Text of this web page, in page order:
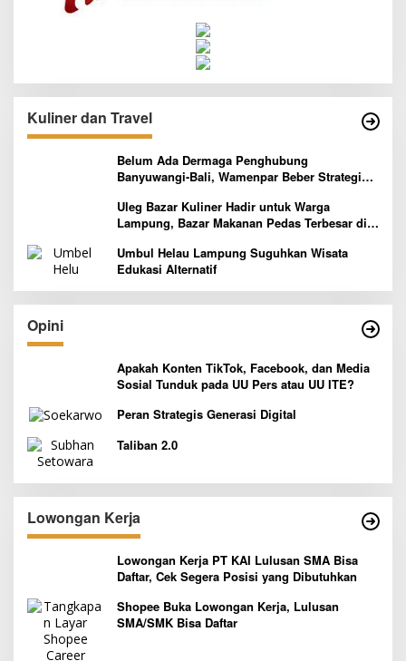
Kuliner dan Travel
Belum Ada Dermaga Penghubung
Banyuwangi-Bali, Wamenpar Beber Strategi
Uleg Bazar Kuliner Hadir untuk Warga
Lampung, Bazar Makanan Pedas Terbesar di
Umbul Helau Lampung Suguhkan Wisata
Edukasi Alternatif
Opini
Apakah Konten TikTok, Facebook, dan Media
Sosial Tunduk pada UU Pers atau UU ITE?
Peran Strategis Generasi Digital
Taliban 2.0
Lowongan Kerja
Lowongan Kerja PT KAI Lulusan SMA Bisa
Daftar, Cek Segera Posisi yang Dibutuhkan
Shopee Buka Lowongan Kerja, Lulusan
SMA/SMK Bisa Daftar